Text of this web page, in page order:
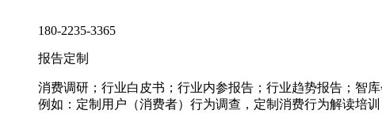
180-2235-3365
报告定制
消费调研；行业白皮书；行业内参报告；行业趋势报告；智
例如：定制用户（消费者）行为调查，定制消费行为解读培